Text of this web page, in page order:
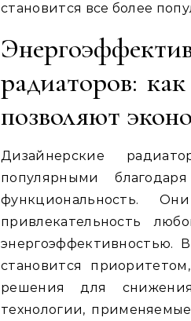
становится все более
радиаторов:
позволяют
Дизайнерские
популярными
функциональность.
привлекательность
энергоэффективностью.
становится
решения для
технологии,